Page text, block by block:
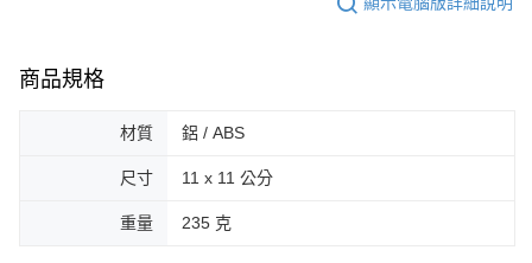
商品規格
材質 鋁 / ABS
尺寸 11 x 11 公分
重量 235 克